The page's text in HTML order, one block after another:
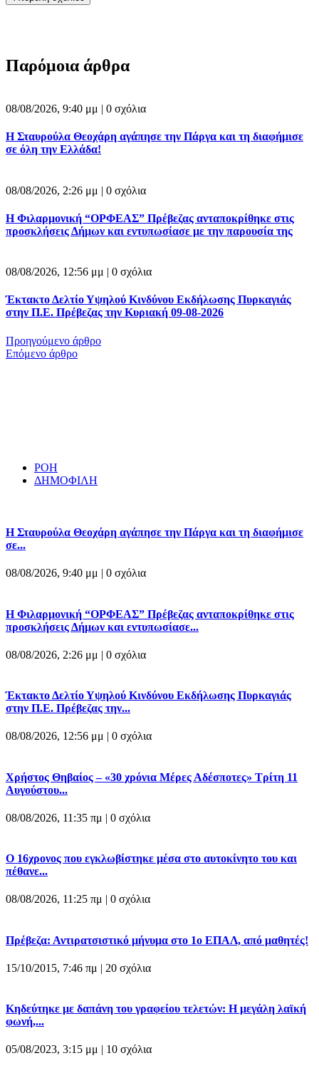
Παρόμοια άρθρα
08/08/2026, 9:40 μμ | 0 σχόλια
Η Σταυρούλα Θεοχάρη αγάπησε την Πάργα και τη διαφήμισε
σε όλη την Ελλάδα!
08/08/2026, 2:26 μμ | 0 σχόλια
Η Φιλαρμονική “ΟΡΦΕΑΣ” Πρέβεζας ανταποκρίθηκε στις
προσκλήσεις Δήμων και εντυπωσίασε με την παρουσία της
08/08/2026, 12:56 μμ | 0 σχόλια
Έκτακτο Δελτίο Υψηλού Κινδύνου Εκδήλωσης Πυρκαγιάς
στην Π.Ε. Πρέβεζας την Κυριακή 09-08-2026
Προηγούμενο άρθρο
Επόμενο άρθρο
ΡΟΗ
ΔΗΜΟΦΙΛΗ
Η Σταυρούλα Θεοχάρη αγάπησε την Πάργα και τη διαφήμισε
σε...
08/08/2026, 9:40 μμ | 0 σχόλια
Η Φιλαρμονική “ΟΡΦΕΑΣ” Πρέβεζας ανταποκρίθηκε στις
προσκλήσεις Δήμων και εντυπωσίασε...
08/08/2026, 2:26 μμ | 0 σχόλια
Έκτακτο Δελτίο Υψηλού Κινδύνου Εκδήλωσης Πυρκαγιάς
στην Π.Ε. Πρέβεζας την...
08/08/2026, 12:56 μμ | 0 σχόλια
Χρήστος Θηβαίος – «30 χρόνια Μέρες Αδέσποτες» Τρίτη 11
Αυγούστου...
08/08/2026, 11:35 πμ | 0 σχόλια
O 16χρονος που εγκλωβίστηκε μέσα στο αυτοκίνητο του και
πέθανε...
08/08/2026, 11:25 πμ | 0 σχόλια
Πρέβεζα: Αντιρατσιστικό μήνυμα στο 1ο ΕΠΑΛ, από μαθητές!
15/10/2015, 7:46 πμ | 20 σχόλια
Κηδεύτηκε με δαπάνη του γραφείου τελετών: Η μεγάλη λαϊκή
φωνή,...
05/08/2023, 3:15 μμ | 10 σχόλια